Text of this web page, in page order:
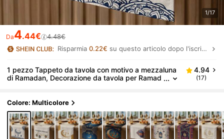
1/17
Da4.44€
4.48€
Risparmia0.22€ su questo articolo dopo l'iscrizione.
1 pezzo Tappeto da tavola con motivo a mezzaluna
di Ramadan, Decorazione da tavola per Ramad
ra, 3 prodotti disponibili, Decorazioni per la casa pe
r interni/esterni, Forniture per feste, Decorazione pe
r la stanza. Adatto per la decorazione della cucina d
omestica di Ramadan e la decorazione della festa di
Ramadan
4.94
(17)
Colore: Multicolore